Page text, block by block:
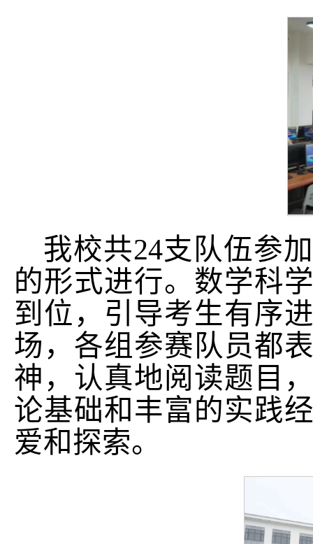
我校共24支队伍参
的形式进行。 数学科
到位，引导考生有序
场，各组参赛队员都
神，认真地阅读题目
论基础和丰富的实践
爱和探索。